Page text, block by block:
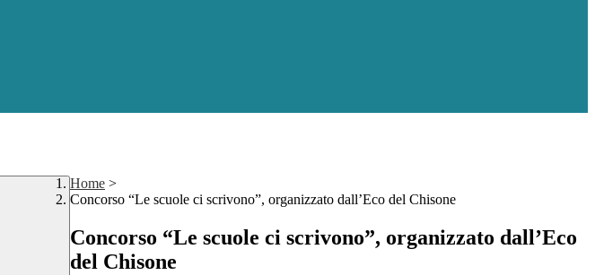
Home >
Concorso “Le scuole ci scrivono”, organizzato dall’Eco del Chisone
Concorso “Le scuole ci scrivono”, organizzato dall’Eco
del Chisone